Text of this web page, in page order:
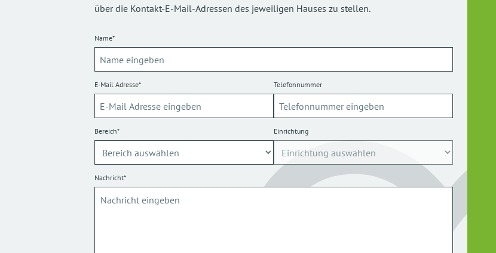
über die Kontakt-E-Mail-Adressen des jeweiligen Hauses zu stellen.
Name*
E-Mail Adresse* Telefonnummer
Bereich* Einrichtung
Nachricht*